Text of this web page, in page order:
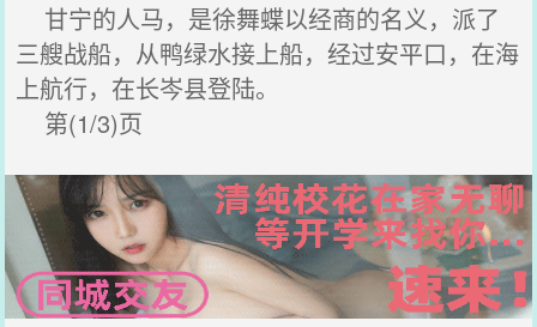
甘宁的人马，是徐舞蝶以经商的名义，派了
三艘战船，从鸭绿水接上船，经过安平口，在海
上航行，在长岑县登陆。
第(1/3)页